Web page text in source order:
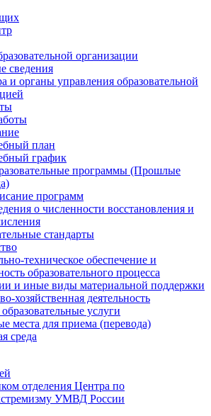
организации
сведения
и органы управления образовательной
план
график
программы (Прошлые
программ
о численности восстановления и
стандарты
техническое обеспечение и
образовательного процесса
и иные виды материальной поддержки
хозяйственная деятельность
услуги
места для приема (перевода)
среда
отделения Центра по
УМВД России